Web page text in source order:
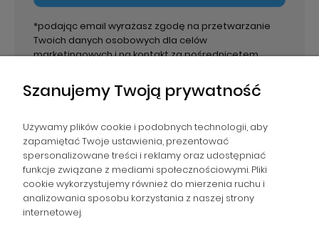
*podając email wyrażasz zgodę na przetwarzanie
Twoich danych osobowych dla celów
marketingowych i na kontakt za pośrednicetem
NAWIGACJA
POMOC
Szanujemy Twoją prywatność
Używamy plików cookie i podobnych technologii, aby
zapamiętać Twoje ustawienia, prezentować
spersonalizowane treści i reklamy oraz udostępniać
funkcje związane z mediami społecznościowymi. Pliki
cookie wykorzystujemy również do mierzenia ruchu i
analizowania sposobu korzystania z naszej strony
internetowej.